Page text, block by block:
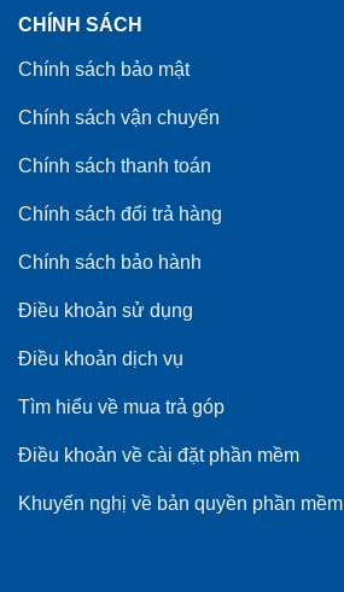
CHÍNH SÁCH
Chính sách bảo mật
Chính sách vận chuyển
Chính sách thanh toán
Chính sách đổi trả hàng
Chính sách bảo hành
Điều khoản sử dụng
Điều khoản dịch vụ
Tìm hiểu về mua trả góp
Điều khoản về cài đặt phần mềm
Khuyến nghị về bản quyền phần mềm